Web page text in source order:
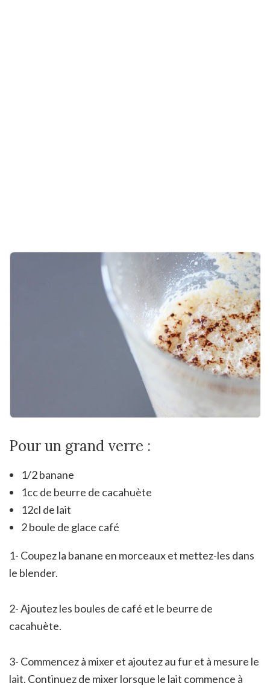
Pour un grand verre :
1/2 banane
1cc de beurre de cacahuète
12cl de lait
2 boule de glace café
1- Coupez la banane en morceaux et mettez-les dans
le blender.
2- Ajoutez les boules de café et le beurre de
cacahuète.
3- Commencez à mixer et ajoutez au fur et à mesure le
lait. Continuez de mixer lorsque le lait commence à